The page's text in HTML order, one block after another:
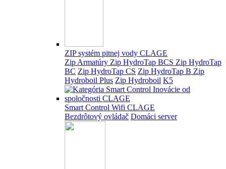
ZIP systém pitnej vody CLAGE
Zip Armatúry Zip HydroTap BCS Zip HydroTap
BC Zip HydroTap CS Zip HydroTap B Zip
Hydroboil Plus Zip Hydroboil K5
Smart Control Wifi CLAGE
Bezdrôtový ovládač Domáci server